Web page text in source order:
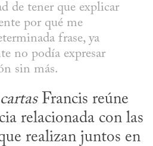
de tener que explicar
por qué me
frase, ya
no podía expresar
sin más.
Francis reúne
relacionada con las
realizan juntos en